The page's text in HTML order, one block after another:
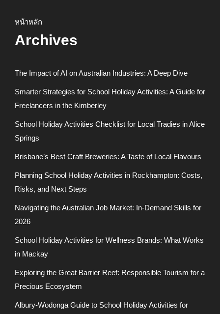
หน้าหลัก
Archives
The Impact of AI on Australian Industries: A Deep Dive
Smarter Strategies for School Holiday Activities: A Guide for
Freelancers in the Kimberley
School Holiday Activities Checklist for Local Tradies in Alice
Springs
Brisbane’s Best Craft Breweries: A Taste of Local Flavours
Planning School Holiday Activities in Rockhampton: Costs,
Risks, and Next Steps
Navigating the Australian Job Market: In-Demand Skills for
2026
School Holiday Activities for Wellness Brands: What Works
in Mackay
Exploring the Great Barrier Reef: Responsible Tourism for a
Precious Ecosystem
Albury-Wodonga Guide to School Holiday Activities for